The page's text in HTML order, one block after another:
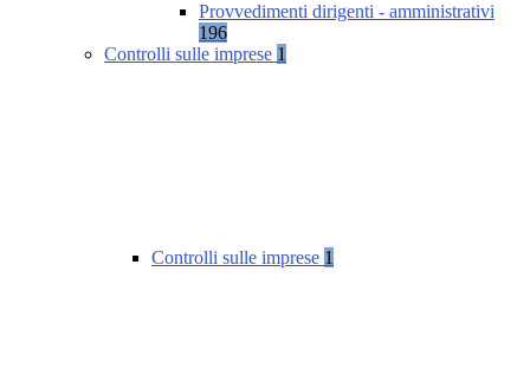
Provvedimenti dirigenti - amministrativi
196
Controlli sulle imprese 1
Controlli sulle imprese 1